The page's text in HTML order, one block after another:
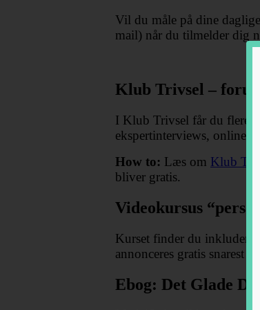
Vil du måle på dine
mail) når du tilmelder dig
Klub Trivsel –
I Klub Trivsel får du flere
ekspertinterviews, online
How to: Læs om Klub
bliver gratis.
Videokursus
Kurset finder du inkluderet
annonceres gratis snarest i
Ebog: Det Glade